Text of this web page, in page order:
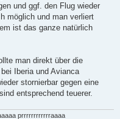
und ggf. den Flug wieder
möglich und man verliert
ist das ganze natürlich
man direkt über die
Iberia und Avianca
stornierbar gegen eine
entsprechend teuerer.
prrrrrrrrrrrraaaa